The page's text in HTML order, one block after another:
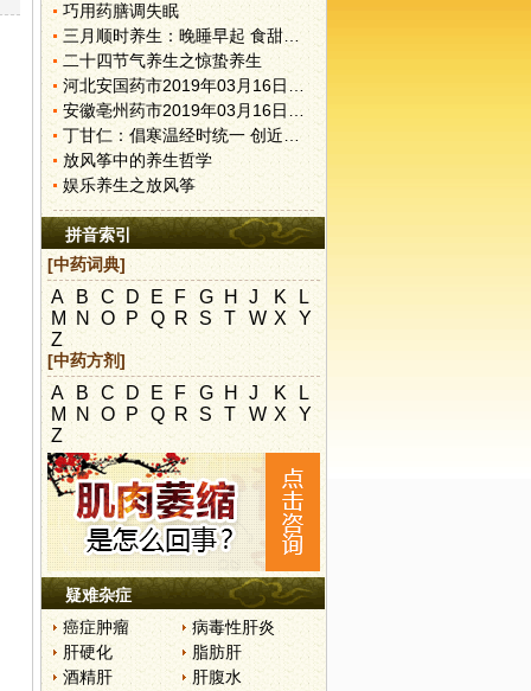
巧用药膳调失眠
三月顺时养生：晚睡早起 食甜养肝
二十四节气养生之惊蛰养生
河北安国药市2019年03月16日快讯
安徽亳州药市2019年03月16日快讯
丁甘仁：倡寒温经时统一 创近代中医教育
放风筝中的养生哲学
娱乐养生之放风筝
拼音索引
[中药词典]
A B C D E F G H J K
L
M N O P Q R S T W X
Y
Z
[中药方剂]
A B C D E F G H J K
L
M N O P Q R S T W X
Y
Z
疑难杂症
癌症肿瘤
病毒性肝炎
肝硬化
脂肪肝
酒精肝
肝腹水